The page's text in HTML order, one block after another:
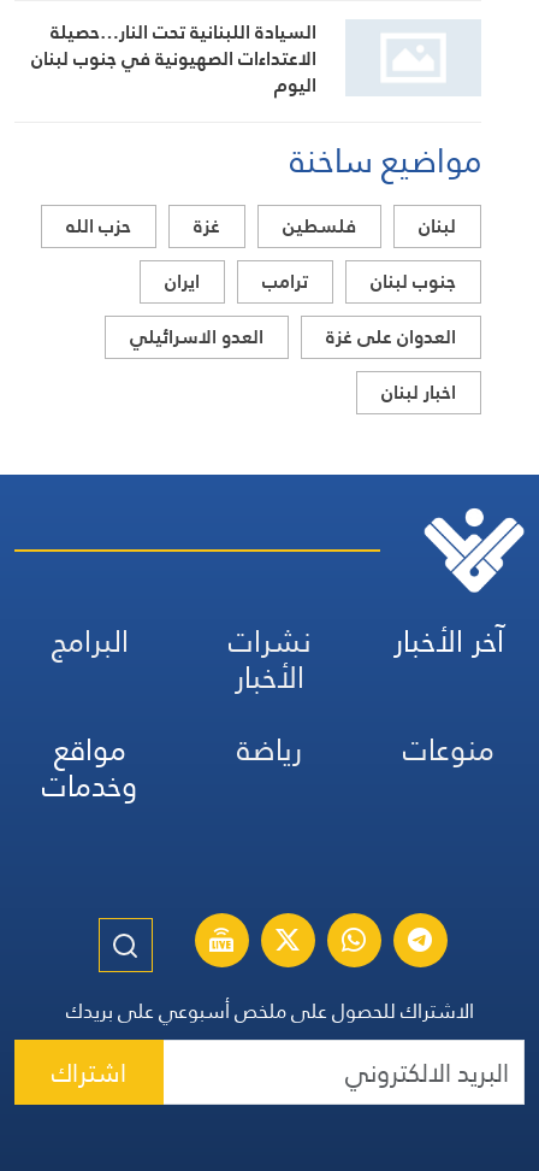
السيادة اللبنانية تحت النار…حصيلة
الاعتداءات الصهيونية في جنوب لبنان
اليوم
مواضيع ساخنة
لبنان فلسطين غزة
حزب الله
جنوب لبنان
ترامب
ايران
العدوان على غزة
العدو الاسرائيلي
اخبار لبنان
آخر الأخبار نشرات
الأخبار
البرامج
منوعات
رياضة مواقع
وخدمات
الاشتراك للحصول على ملخص أسبوعي على بريدك
اشتراك